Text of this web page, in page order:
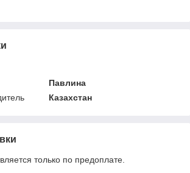
Павлина
Казахстан
только по предоплате.